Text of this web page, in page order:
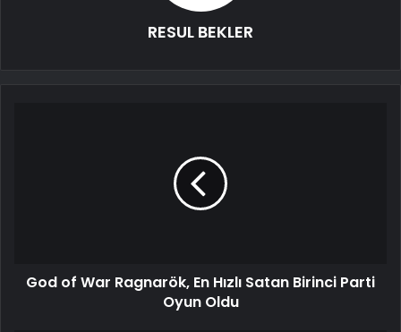
RESUL BEKLER
God of War Ragnarök, En Hızlı Satan Birinci Parti
Oyun Oldu